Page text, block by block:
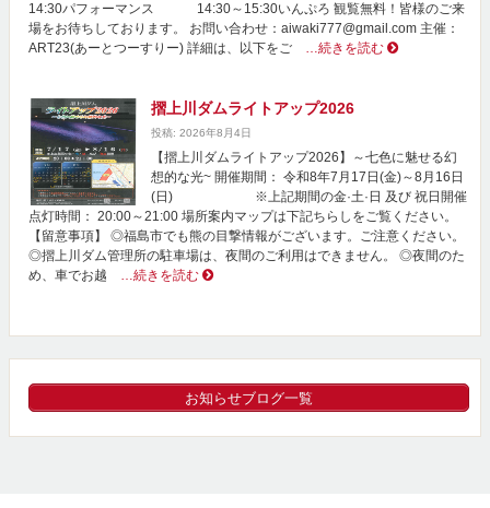
14:30パフォーマンス 14:30～15:30いんぷろ 観覧無料！皆様のご来
場をお待ちしております。 お問い合わせ：aiwaki777@gmail.com 主催：
ART23(あーとつーすりー) 詳細は、以下をご …続きを読む
摺上川ダムライトアップ2026
投稿: 2026年8月4日
【摺上川ダムライトアップ2026】～七色に魅せる幻
想的な光~ 開催期間： 令和8年7月17日(金)～8月16日
(日) ※上記期間の金·土·日 及び 祝日開催
点灯時間： 20:00～21:00 場所案内マップは下記ちらしをご覧ください。
【留意事項】 ◎福島市でも熊の目撃情報がございます。ご注意ください。
◎摺上川ダム管理所の駐車場は、夜間のご利用はできません。 ◎夜間のた
め、車でお越 …続きを読む
お知らせブログ一覧